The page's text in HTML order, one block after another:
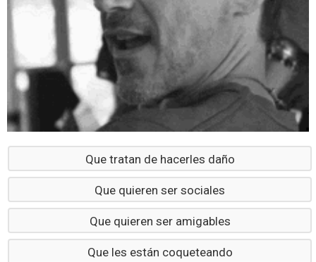
Que tratan de hacerles daño
Que quieren ser sociales
Que quieren ser amigables
Que les están coqueteando